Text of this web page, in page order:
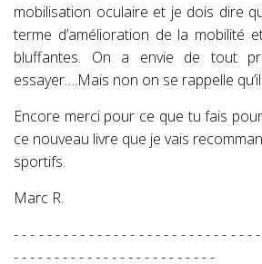
mobilisation oculaire et je dois dire
terme d’amélioration de la mobilité
bluffantes. On a envie de tout
essayer….Mais non on se rappelle
Encore merci pour ce que tu fais
ce nouveau livre que je vais
sportifs.
Marc R.
- - - - - - - - - - - - - - - - - - - - - - - - - - - - -
- - - - - - - - - - - - - - - - - - - - - - - - -